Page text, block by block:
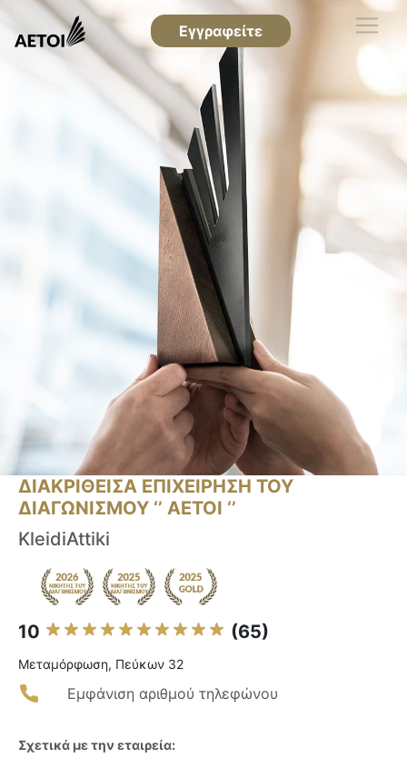
Εγγραφείτε
ΔΙΑΚΡΙΘΕΙΣΑ ΕΠΙΧΕΙΡΗΣΗ ΤΟΥ
ΔΙΑΓΩΝΙΣΜΟΥ ‘’ ΑΕΤΟΙ ‘’
KleidiAttiki
10 (65)
Μεταμόρφωση, Πεύκων 32
Εμφάνιση αριθμού τηλεφώνου
Σχετικά με την εταιρεία: